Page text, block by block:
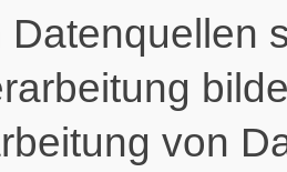
Datenquellen
von